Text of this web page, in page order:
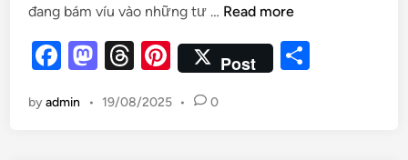
đang bám víu vào những tư … Read more
F
c
M
to
T
e
Pi
nt
er
Post
byadmin • 19/08/2025 • 0